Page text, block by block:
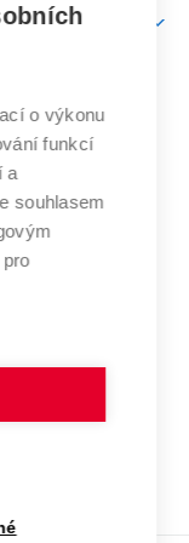
o výkonu
funkcí
a
souhlasem